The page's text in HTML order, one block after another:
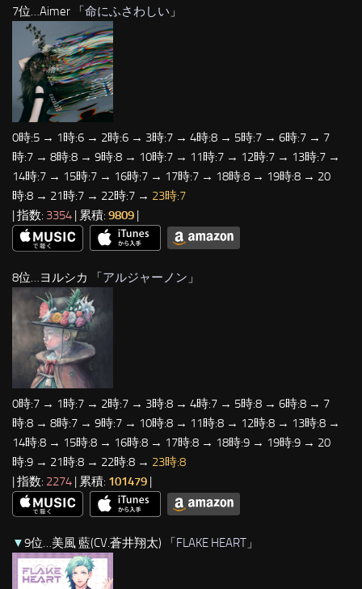
7位…Aimer 「 命にふさわしい 」
0時:5 → 1時:6 → 2時:6 → 3時:7 → 4時:8 → 5時:7 → 6時:7 → 7
時:7 → 8時:8 → 9時:8 → 10時:7 → 11時:7 → 12時:7 → 13時:7 →
14時:7 → 15時:7 → 16時:7 → 17時:7 → 18時:8 → 19時:8 → 20
時:8 → 21時:7 → 22時:7 → 23時:7
| 指数: 3354 | 累積: 9809
8位…ヨルシカ 「アルジャーノン 」
0時:7 → 1時:7 → 2時:7 → 3時:8 → 4時:7 → 5時:8 → 6時:8 → 7
時:8 → 8時:7 → 9時:7 → 10時:8 → 11時:8 → 12時:8 → 13時:8 →
14時:8 → 15時:8 → 16時:8 → 17時:8 → 18時:9 → 19時:9 → 20
時:9 → 21時:8 → 22時:8 → 23時:8
| 指数: 2274 | 累積: 101479 |
▼9位…美風 藍(CV.蒼井翔太) 「FLAKE HEART 」